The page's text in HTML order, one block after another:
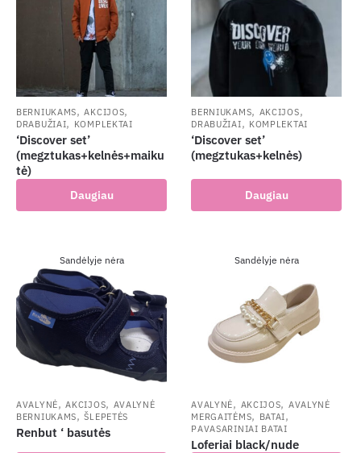
BERNIUKAMS,AKCIJOS,
DRABUŽIAI, KOMPLEKTAI
‘Discover set’
(megztukas+kelnės+maiku
tė)
Daugiau
BERNIUKAMS, AKCIJOS,
DRABUŽIAI, KOMPLEKTAI
‘Discover set’
(megztukas+kelnės)
Daugiau
Sandėlyje nėra
AVALYNĖ,AKCIJOS, AVALYNĖ
BERNIUKAMS,ŠLEPETĖS
Renbut ‘ basutės
Sandėlyje nėra
AVALYNĖ, AKCIJOS, AVALYNĖ
MERGAITĖMS, BATAI,
PAVASARINIAI BATAI
Loferiai black/nude